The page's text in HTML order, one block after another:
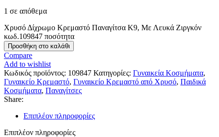
1 σε απόθεμα
Χρυσό Δίχρωμο Κρεμαστό Παναγίτσα K9, Με Λευκά Ζιργκόν
κωδ.109847 ποσότητα
Προσθήκη στο καλάθι
Compare
Add to wishlist
Κωδικός προϊόντος: 109847 Κατηγορίες: Γυναικεία Κοσμήματα,
Γυναικείο Κρεμαστό, Γυναικείο Κρεμαστό από Χρυσό, Παιδικά
Κοσμήματα, Παναγίτσες
Share:
Επιπλέον πληροφορίες
Επιπλέον πληροφορίες